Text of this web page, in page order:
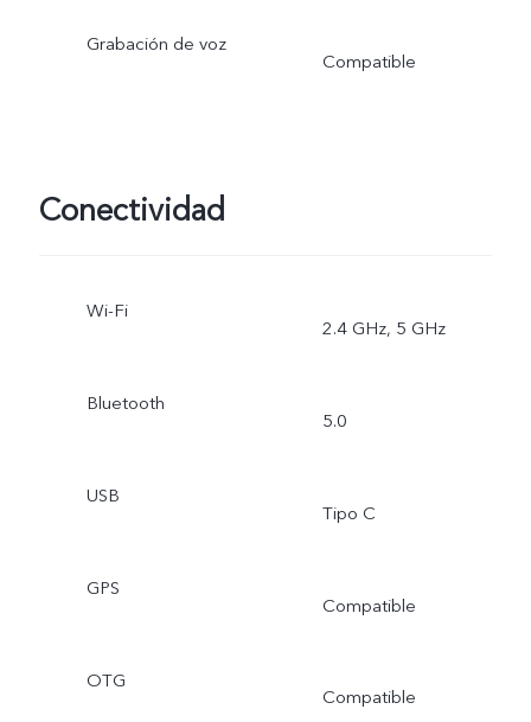
Grabación de voz
Compatible
Conectividad
Wi-Fi
2.4 GHz, 5 GHz
Bluetooth
5.0
USB
Tipo C
GPS
Compatible
OTG
Compatible